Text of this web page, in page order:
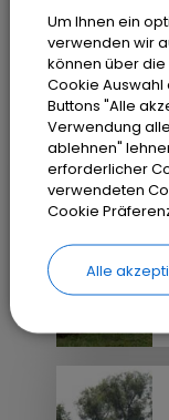
Um Ihnen ein
verwenden wir
können über die
Cookie Auswahl
Buttons "Alle
Verwendung
ablehnen"
erforderlicher
verwendeten
Cookie
Alle